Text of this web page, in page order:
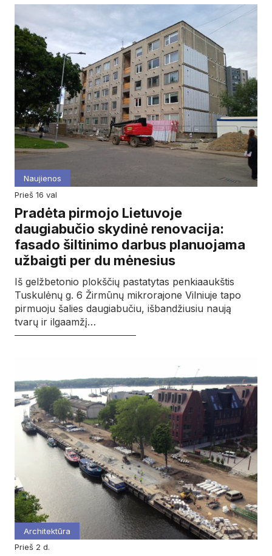
Naujienos
prieš 16 val
Pradėta pirmojo Lietuvoje
daugiabučio skydinė renovacija:
fasado šiltinimo darbus planuojama
užbaigti per du mėnesius
Iš gelžbetonio plokščių pastatytas penkiaaukštis
Tuskulėnų g. 6 Žirmūnų mikrorajone Vilniuje tapo
pirmuoju šalies daugiabučiu, išbandžiusiu naują
tvarų ir ilgaamžį…
Architektūra
prieš 2 d.